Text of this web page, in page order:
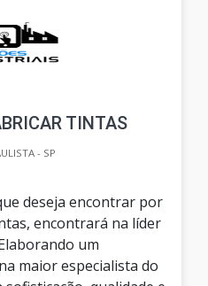
TINTAS
- SP
deseja encontrar por
encontrará na líder
um
maior especialista do